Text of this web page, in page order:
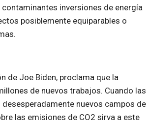
inversiones de energía
posiblemente equiparables o
de Joe Biden, proclama que la
de nuevos trabajos. Cuando las
nuevos campos de
las emisiones de CO2 sirva a este